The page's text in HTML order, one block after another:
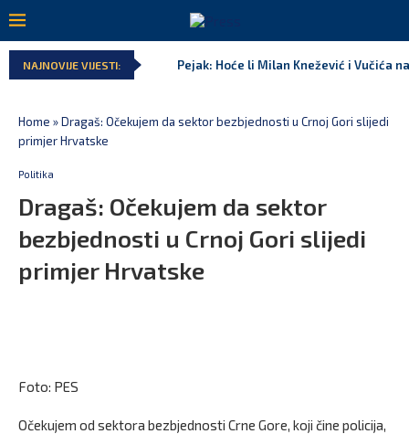
NAJNOVIJE VIJESTI: Pejak: Hoće li Milan Knežević i Vučića
Home »Dragaš: Očekujem da sektor bezbjednosti u Crnoj Gori slijedi
primjer Hrvatske
Politika
Dragaš: Očekujem da sektor
bezbjednosti u Crnoj Gori slijedi
primjer Hrvatske
Foto: PES
Očekujem od sektora bezbjednosti Crne Gore, koji čine policija,